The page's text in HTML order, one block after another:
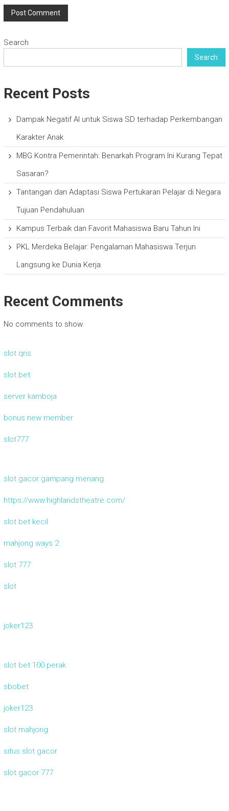
Search
Search
Recent Posts
Dampak Negatif AI untuk Siswa SD terhadap Perkembangan
Karakter Anak
MBG Kontra Pemerintah: Benarkah Program Ini Kurang Tepat
Sasaran?
Tantangan dan Adaptasi Siswa Pertukaran Pelajar di Negara
Tujuan Pendahuluan
Kampus Terbaik dan Favorit Mahasiswa Baru Tahun Ini
PKL Merdeka Belajar: Pengalaman Mahasiswa Terjun
Langsung ke Dunia Kerja
Recent Comments
No comments to show.
slot qris
slot bet
server kamboja
bonus new member
slot777
slot gacor gampang menang
https://www.highlandstheatre.com/
slot bet kecil
mahjong ways 2
slot 777
slot
joker123
slot bet 100 perak
sbobet
joker123
slot mahjong
situs slot gacor
slot gacor 777